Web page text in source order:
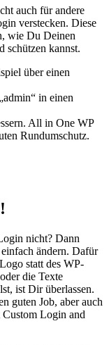
auch für andere
verstecken. Diese
wie Du Deinen
schützen kannst.
über einen
in einen
All in One WP
Rundumschutz.
nicht? Dann
ändern. Dafür
statt des WP-
die Texte
ist Dir überlassen.
guten Job, aber auch
Login and